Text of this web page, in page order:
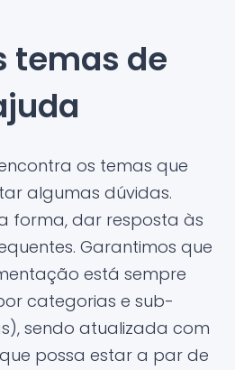
temas de
os temas que
algumas dúvidas.
forma, dar resposta às
Garantimos que
está sempre
categorias e sub-
sendo atualizada com
possa estar a par de